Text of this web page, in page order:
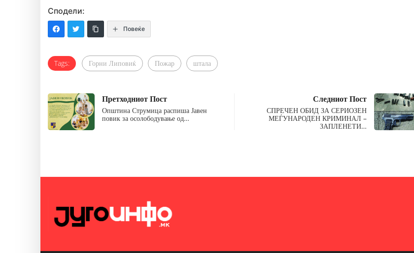
Сподели:
Повеќе
Tags: Горни Липовиќ Пожар штала
Претходниот Пост
Општина Струмица распиша Јавен
повик за осолободување од…
Следниот Пост
СПРЕЧЕН ОБИД ЗА СЕРИОЗЕН
МЕЃУНАРОДЕН КРИМИНАЛ –
ЗАПЛЕНЕТИ…